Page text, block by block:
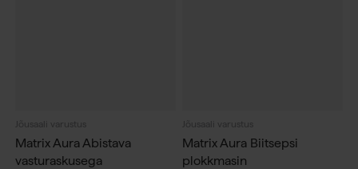
Jõusaali varustus
Matrix Aura Abistava
vasturaskusega
Jõusaali varustus
Matrix Aura Biitsepsi
plokkmasin